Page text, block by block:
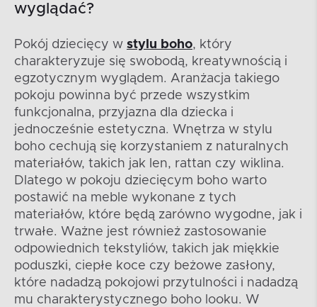
wyglądać?
Pokój dziecięcy w stylu boho, który
charakteryzuje się swobodą, kreatywnością i
egzotycznym wyglądem. Aranżacja takiego
pokoju powinna być przede wszystkim
funkcjonalna, przyjazna dla dziecka i
jednocześnie estetyczna. Wnętrza w stylu
boho cechują się korzystaniem z naturalnych
materiałów, takich jak len, rattan czy wiklina.
Dlatego w pokoju dziecięcym boho warto
postawić na meble wykonane z tych
materiałów, które będą zarówno wygodne, jak i
trwałe. Ważne jest również zastosowanie
odpowiednich tekstyliów, takich jak miękkie
poduszki, ciepłe koce czy beżowe zasłony,
które nadadzą pokojowi przytulności i nadadzą
mu charakterystycznego boho looku. W